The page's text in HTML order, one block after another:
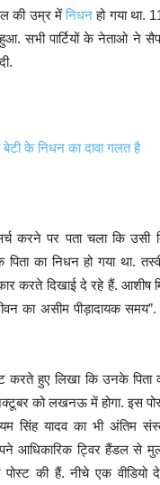
की उम्र मेंनिधनहो गया था.
सभी पार्टियों के नेताओ ने
के निधन का दावा गलत है
करने पर पता चला कि
का निधन हो गया था.
करते दिखाई दे रहे हैं. आशीष
का असीम पीड़ादायक
हुए लिखा कि उनके पिता
को लखनऊ में होगा. इस
सिंह यादव का भी अंतिम
अपने आधिकारिक ट्विर हैंडल से
पोस्ट की हैं. नीचे एक